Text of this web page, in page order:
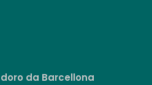
da Barcellona